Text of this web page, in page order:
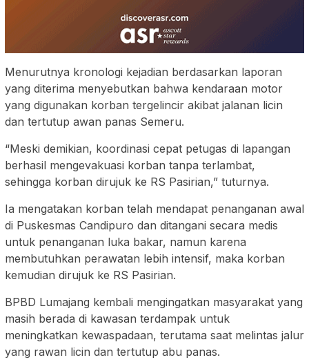
Menurutnya kronologi kejadian berdasarkan laporan
yang diterima menyebutkan bahwa kendaraan motor
yang digunakan korban tergelincir akibat jalanan licin
dan tertutup awan panas Semeru.
“Meski demikian, koordinasi cepat petugas di lapangan
berhasil mengevakuasi korban tanpa terlambat,
sehingga korban dirujuk ke RS Pasirian,” tuturnya.
Ia mengatakan korban telah mendapat penanganan awal
di Puskesmas Candipuro dan ditangani secara medis
untuk penanganan luka bakar, namun karena
membutuhkan perawatan lebih intensif, maka korban
kemudian dirujuk ke RS Pasirian.
BPBD Lumajang kembali mengingatkan masyarakat yang
masih berada di kawasan terdampak untuk
meningkatkan kewaspadaan, terutama saat melintas jalur
yang rawan licin dan tertutup abu panas.